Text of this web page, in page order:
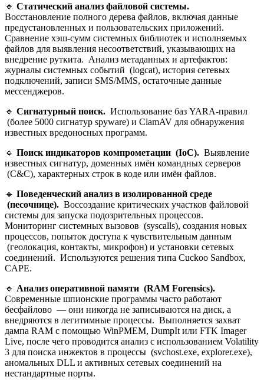
🔹 Статический анализ файловой системы.
Восстановление полного дерева файлов, включая данные
предустановленных и пользовательских приложений.
Сравнение хэш-сумм системных библиотек и исполняемых
файлов для выявления несоответствий, указывающих на
внедрение руткита. Анализ метаданных и артефактов:
журналы системных событий (logcat), история сетевых
подключений, записи SMS/MMS, остаточные данные
мессенджеров.
🔹 Сигнатурный поиск. Использование баз YARA-правил
(более 5000 сигнатур spyware) и ClamAV для обнаружения
известных вредоносных программ.
🔹 Поиск индикаторов компрометации (IoC). Выявление
известных сигнатур, доменных имён командных серверов
(C&C), характерных строк в коде или имён файлов.
🔹 Поведенческий анализ в изолированной среде
(песочнице). Воссоздание критических участков файловой
системы для запуска подозрительных процессов.
Мониторинг системных вызовов (syscalls), создания новых
процессов, попыток доступа к чувствительным данным
(геолокация, контакты, микрофон) и установки сетевых
соединений. Используются решения типа Cuckoo Sandbox,
CAPE.
🔹 Анализ оперативной памяти (RAM Forensics).
Современные шпионские программы часто работают
бесфайлово — они никогда не записываются на диск, а
внедряются в легитимные процессы. Выполняется захват
дампа RAM с помощью WinPMEM, DumpIt или FTK Imager
Live, после чего проводится анализ с использованием Volatility
3 для поиска инжектов в процессы (svchost.exe, explorer.exe),
аномальных DLL и активных сетевых соединений на
нестандартные порты.